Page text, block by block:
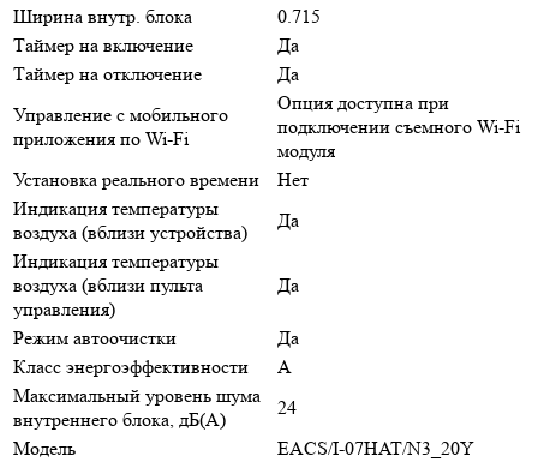
Ширина внутр. блока
0.715
Таймер на включение
Да
Таймер на отключение
Да
Управление c мобильного
приложения по Wi-Fi
Опция доступна при
подключении съемного Wi-Fi
модуля
Установка реального времени
Нет
Индикация температуры
воздуха (вблизи устройства)
Да
Индикация температуры
воздуха (вблизи пульта
управления)
Да
Режим автоочистки
Да
Класс энергоэффективности
A
Максимальный уровень шума
внутреннего блока, дБ(А)
24
Модель
EACS/I-07HAT/N3_20Y